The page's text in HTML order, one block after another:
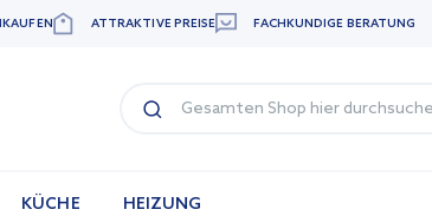
ATTRAKTIVE PREISE FACHKUNDIGE BERATUNG
KÜCHE HEIZUNG